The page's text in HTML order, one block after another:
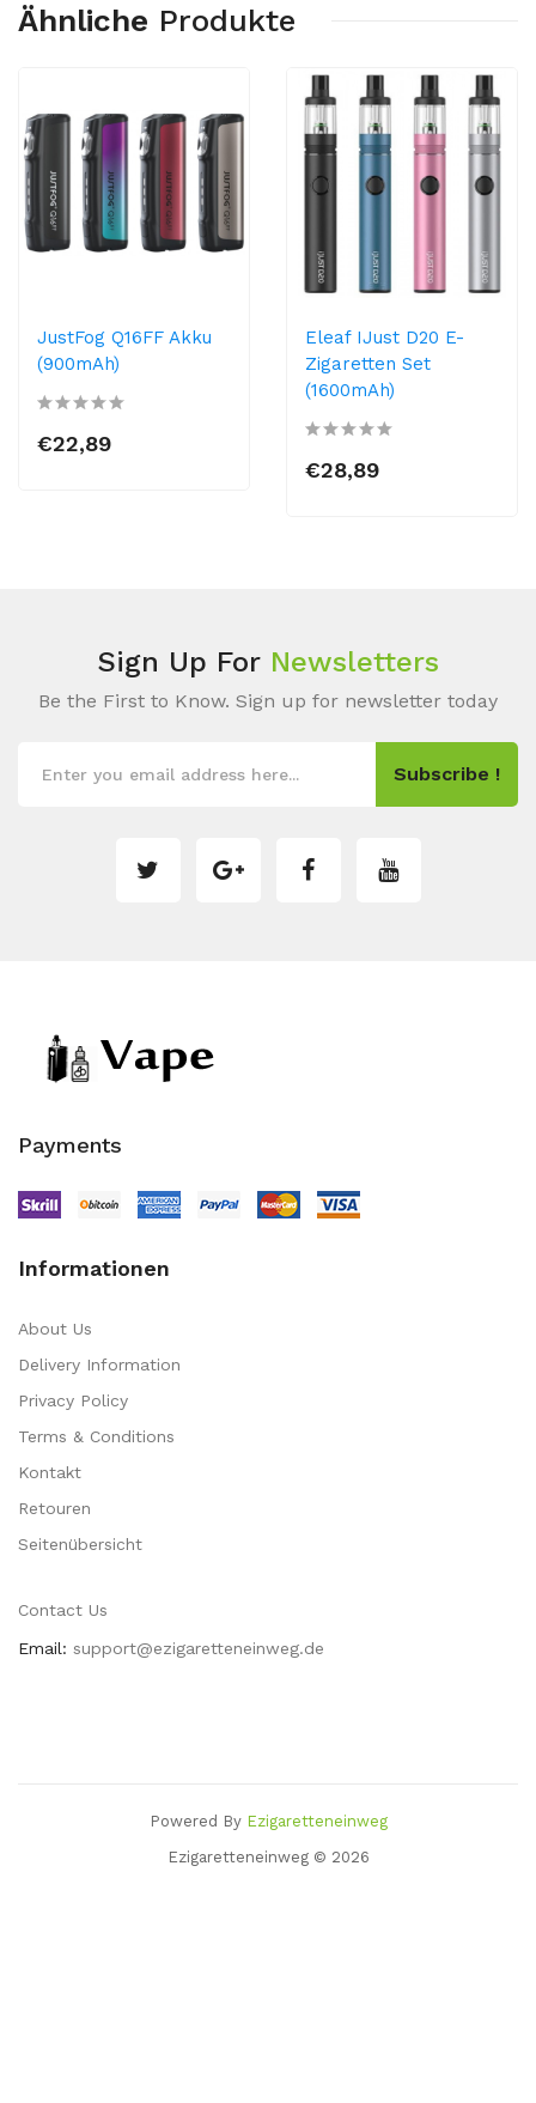
Ähnliche Produkte
JustFog Q16FF Akku
(900mAh)
€22,89
Eleaf IJust D20 E-
Zigaretten Set
(1600mAh)
€28,89
Sign Up For Newsletters
Be the First to Know. Sign up for newsletter today
Subscribe !
Payments
Informationen
About Us
Delivery Information
Privacy Policy
Terms & Conditions
Kontakt
Retouren
Seitenübersicht
Contact Us
Email: support@ezigaretteneinweg.de
Powered By Ezigaretteneinweg
Ezigaretteneinweg © 2026